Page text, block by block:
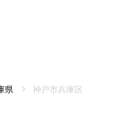
県 神戸市兵庫区